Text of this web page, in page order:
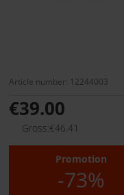
Article number: 12244003
€39.00
Gross:€46.41
Promotion
-73%